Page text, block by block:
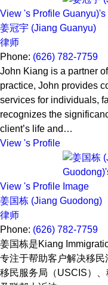
View 's Profile
姜冠宇 (Jiang Guanyu)
律师
Phone: (626) 782-7759
John Kiang is a partner
practice, John provides
services for individuals,
recognizes the
client’s life and…
View 's Profile
View 's Profile
姜国栋 (Jiang Guodong)
律师
Phone: (626) 782-7759
姜国栋是Kiang
专注于帮助客户解决移
移民服务局（USCIS）